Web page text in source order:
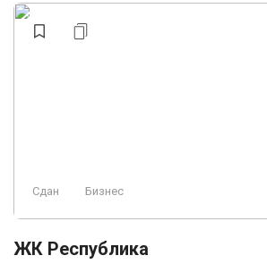
Сдан Бизнес
ЖК Республика